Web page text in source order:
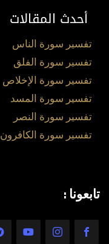
أحدث المقالات
تفسير سورة الناس
تفسير سورة الفلق
تفسير سورة الإخلاص
تفسير سورة المسد
تفسير سورة النصر
تفسير سورة الكافرون
تابعونا :